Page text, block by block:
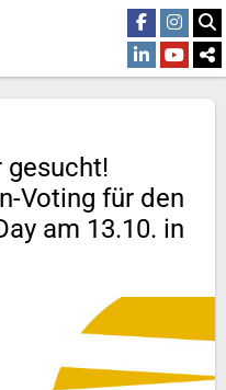
gesucht!
Voting für den
am 13.10. in